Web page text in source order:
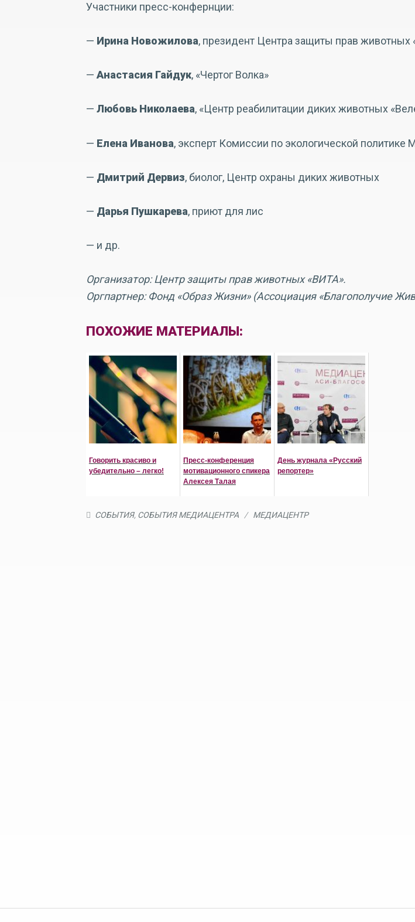
Участники пресс-конфернции:
— Ирина Новожилова, президент Центра защиты прав животных
—Анастасия Гайдук, «Чертог Волка»
— Любовь Николаева, «Центр реабилитации диких животных
— Елена Иванова, эксперт Комиссии по экологической политике
— Дмитрий Дервиз, биолог, Центр охраны диких животных
— Дарья Пушкарева, приют для лис
— и др.
Организатор: Центр защиты прав животных «ВИТА».
Оргпартнер: Фонд «Образ Жизни» (Ассоциация «Благополучие
ПОХОЖИЕ МАТЕРИАЛЫ:
Говорить красиво и
убедительно – легко!
Пресс-конференция
мотивационного спикера
Алексея Талая
День журнала «Русский
репортер»
СОБЫТИЯ, СОБЫТИЯ МЕДИАЦЕНТРА/ МЕДИАЦЕНТР